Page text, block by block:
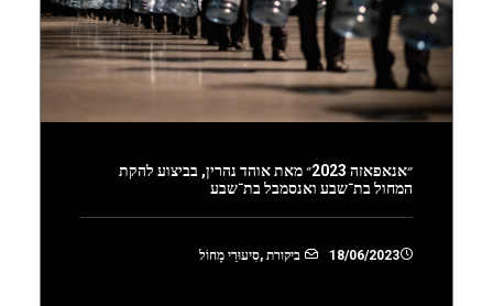
״אנאפאזה 2023״ מאת אוהד נהרין, בביצוע להקת
המחול בת־שבע ואנסמבל בת־שבע
18/06/2023 ביקורת ,סִיעוּרֵי מָחוֹל